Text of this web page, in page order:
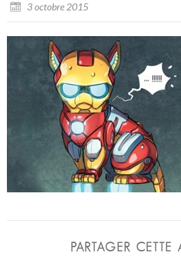
3 octobre 2015
PARTAGER CETTE